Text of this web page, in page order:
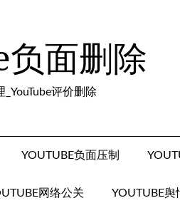
面删除
_YouTube评价删除
YOUTUBE负面压制
网络公关 YOUTUBE舆